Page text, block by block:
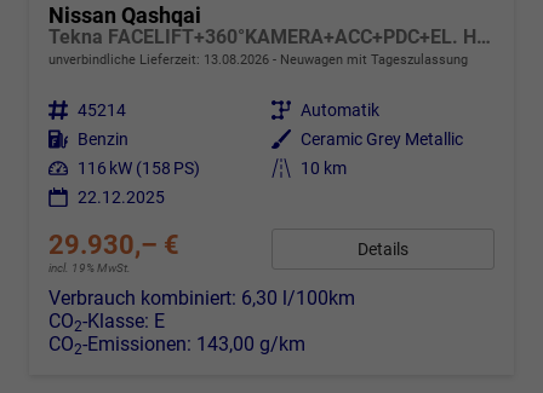
Nissan Qashqai
Tekna FACELIFT+360°KAMERA+ACC+PDC+EL. HECKKL.
unverbindliche Lieferzeit: 13.08.2026 Neuwagen mit Tageszulassung
Fahrzeugnr. 45214 Getriebe Automatik
Kraftstoff Benzin Außenfarbe
Ceramic Grey Metallic
Leistung 116 kW (158 PS) Kilometerstand
10 km
22.12.2025
29.930,– €
incl. 19% MwSt.
Details
Verbrauch kombiniert: 6,30 l/100km
CO2-Klasse: E
CO2-Emissionen: 143,00 g/km